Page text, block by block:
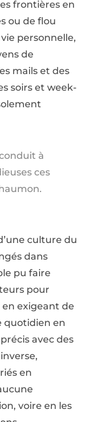
frontières en
ou de flou
personnelle,
de
mails et des
soirs et week-
à
ces
culture du
dans
pu faire
pour
exigeant de
quotidien en
avec des
en
voire en les